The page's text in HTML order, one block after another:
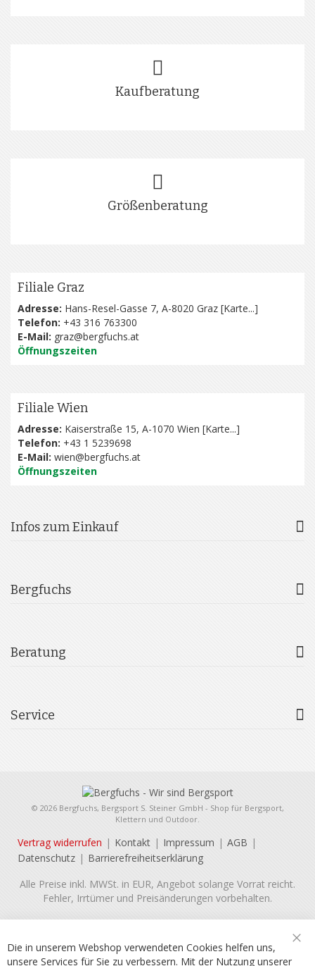
Kaufberatung
Größenberatung
Filiale Graz
Adresse: Hans-Resel-Gasse 7, A-8020 Graz [Karte...]
Telefon: +43 316 763300
E-Mail: graz@bergfuchs.at
Öffnungszeiten
Filiale Wien
Adresse: Kaiserstraße 15, A-1070 Wien [Karte...]
Telefon: +43 1 5239698
E-Mail: wien@bergfuchs.at
Öffnungszeiten
Infos zum Einkauf
Bergfuchs
Beratung
Service
© 2026 Bergfuchs, Bergsport S. Steiner GmbH - Shop für Bergsport,
Klettern und Outdoor.
Vertrag widerrufen Kontakt Impressum
AGB
Datenschutz
Barrierefreiheitserklärung
Alle Preise inkl. MWSt. in EUR, Angebot solange Vorrat reicht.
Fehler, Irrtümer und Preisänderungen vorbehalten.
Die in unserem Webshop verwendeten Cookies helfen uns,
unsere Services für Sie zu verbessern. Mit der Nutzung unserer